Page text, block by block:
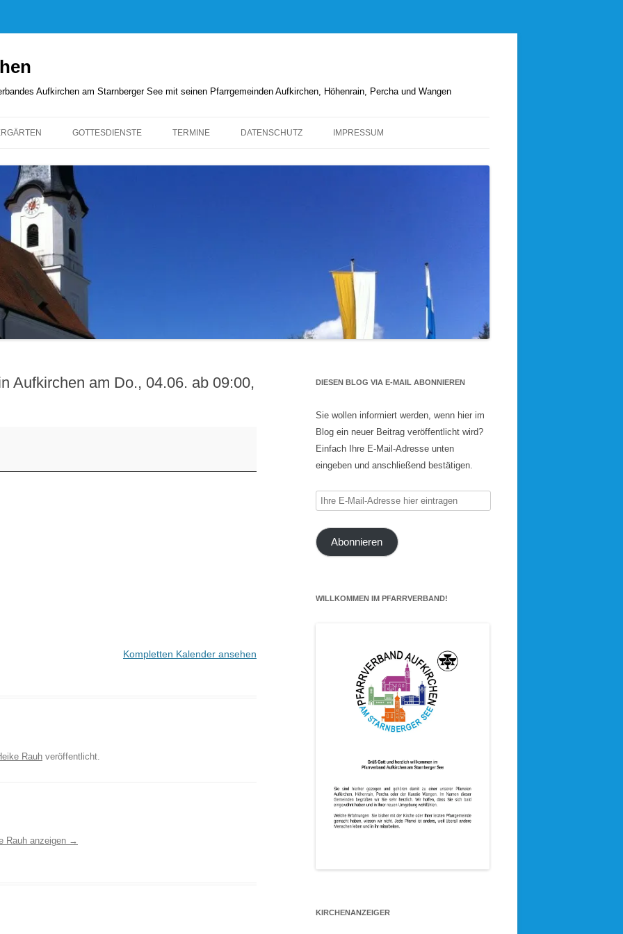
Aufkirchen am Starnberger See mit seinen Pfarrgemeinden Aufkirchen, Höhenrain, Percha und Wangen
GOTTESDIENSTE
KIRCHENANZEIGER
PFARRBRIEFE
TERMINE DATENSCHUTZ IMPRESSUM
Aufkirchen am Do., 04.06. ab 09:00,
Kompletten Kalender ansehen
Rauh veröffentlicht.
Rauh anzeigen →
DIESEN BLOG VIA E-MAIL ABONNIEREN
Sie wollen informiert werden, wenn hier im
Blog ein neuer Beitrag veröffentlicht wird?
Einfach Ihre E-Mail-Adresse unten
eingeben und anschließend bestätigen.
Ihre
Mail-
Adresse
Abonnieren
WILLKOMMEN IM PFARRVERBAND!
KIRCHENANZEIGER